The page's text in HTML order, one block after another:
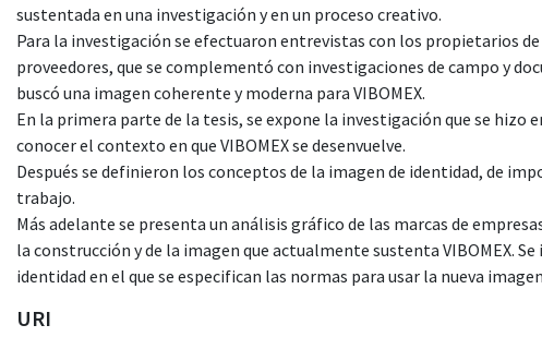
sustentada en una investigación y en un proceso creativo.
Para la investigación se efectuaron entrevistas con los propietarios
proveedores, que se complementó con investigaciones de campo y
buscó una imagen coherente y moderna para VIBOMEX.
En la primera parte de la tesis, se expone la investigación que se hizo
conocer el contexto en que VIBOMEX se desenvuelve.
Después se definieron los conceptos de la imagen de identidad, de
trabajo.
Más adelante se presenta un análisis gráfico de las marcas de
la construcción y de la imagen que actualmente sustenta VIBOMEX. Se
identidad en el que se especifican las normas para usar la nueva
URI